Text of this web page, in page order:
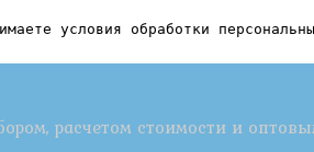
условия обработки
расчетом стоимости и